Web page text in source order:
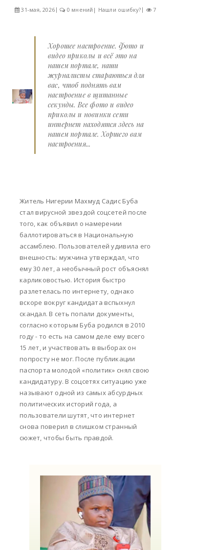
31-мая, 2026 0 мнений | Нашли ошибку? 7
Хорошее настроение. Фото и
видео приколы и всё это на
нашем портале, наши
журналисты стараються для
вас, чтоб поднять вам
настроение в щитанные
секунды. Все фото и видео
приколы и новинки сети
интернет находятся здесь на
нашем портале. Хоршего вам
настроения...
Житель Нигерии Махмуд Садис Буба
стал вирусной звездой соцсетей после
того, как объявил о намерении
баллотироваться в Национальную
ассамблею. Пользователей удивила его
внешность: мужчина утверждал, что
ему 30 лет, а необычный рост объяснял
карликовостью. История быстро
разлетелась по интернету, однако
вскоре вокруг кандидата вспыхнул
скандал. В сеть попали документы,
согласно которым Буба родился в 2010
году - то есть на самом деле ему всего
15 лет, и участвовать в выборах он
попросту не мог. После публикации
паспорта молодой «политик» снял свою
кандидатуру. В соцсетях ситуацию уже
называют одной из самых абсурдных
политических историй года, а
пользователи шутят, что интернет
снова поверил в слишком странный
сюжет, чтобы быть правдой.